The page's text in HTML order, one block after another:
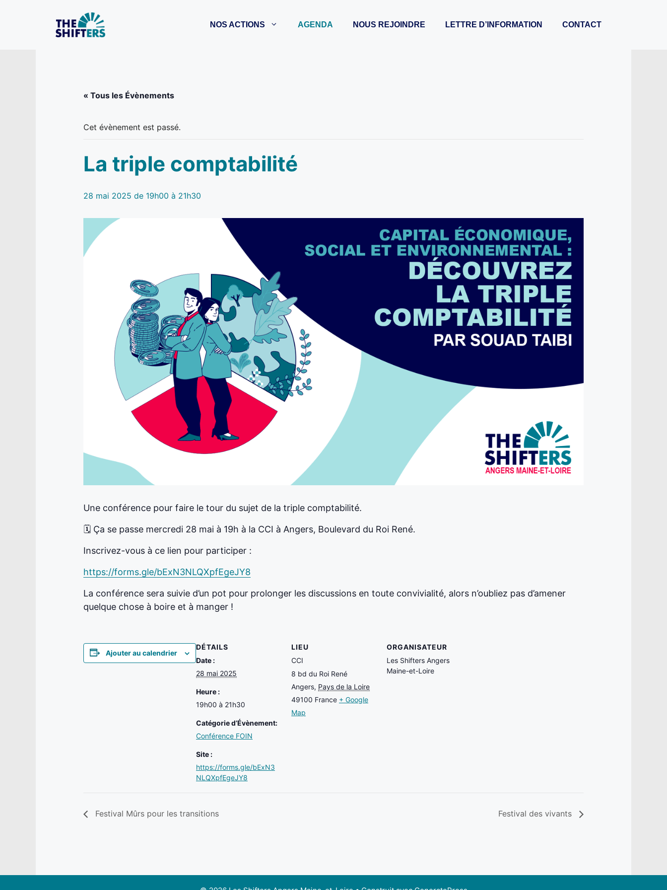
NOS ACTIONS AGENDA NOUS REJOINDRE LETTRE D’INFORMATION CONTACT
« Tous les Évènements
Cet évènement est passé.
La triple comptabilité
28 mai 2025 de 19h00 à 21h30
Une conférence pour faire le tour du sujet de la triple comptabilité.
🗓️ Ça se passe mercredi 28 mai à 19h à la CCI à Angers, Boulevard du Roi René.
Inscrivez-vous à ce lien pour participer :
https://forms.gle/bExN3NLQXpfEgeJY8
La conférence sera suivie d’un pot pour prolonger les discussions en toute convivialité, alors n’oubliez pas d’amener
quelque chose à boire et à manger !
Ajouter au calendrier
DÉTAILS
Date :
28 mai 2025
Heure :
19h00 à 21h30
Catégorie d’Évènement:
Conférence FOIN
Site :
https://forms.gle/bExN3
NLQXpfEgeJY8
LIEU
CCI
8 bd du Roi René
Angers, Pays de la Loire
49100 France + Google
Map
ORGANISATEUR
Les Shifters Angers
Maine-et-Loire
Festival Mûrs pour les transitions Festival des vivants